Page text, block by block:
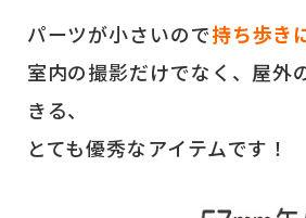
パーツが小さいので持ち歩き
室内の撮影だけでなく、屋外
きる、
とても優秀なアイテムです！